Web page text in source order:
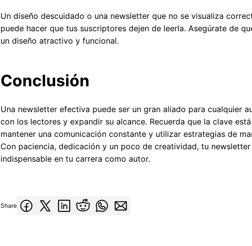
Un diseño descuidado o una newsletter que no se visualiza
puede hacer que tus suscriptores dejen de leerla. Asegúrate de
un diseño atractivo y funcional.
Conclusión
Una newsletter efectiva puede ser un gran aliado para cualquier
con los lectores y expandir su alcance. Recuerda que la clave
mantener una comunicación constante y utilizar estrategias de
Con paciencia, dedicación y un poco de creatividad, tu
indispensable en tu carrera como autor.
Share